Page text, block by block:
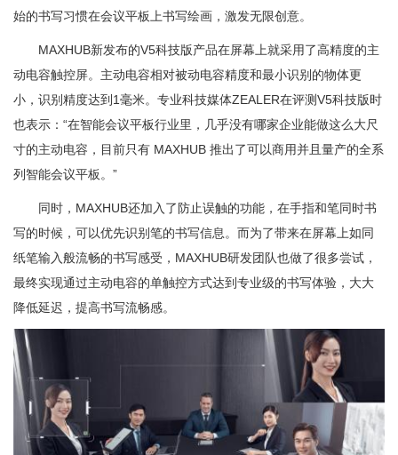
始的书写习惯在会议平板上书写绘画，激发无限创意。
MAXHUB新发布的V5科技版产品在屏幕上就采用了高精度的主
动电容触控屏。主动电容相对被动电容精度和最小识别的物体更
小，识别精度达到1毫米。专业科技媒体ZEALER在评测V5科技版时
也表示：“在智能会议平板行业里，几乎没有哪家企业能做这么大尺
寸的主动电容，目前只有 MAXHUB 推出了可以商用并且量产的全系
列智能会议平板。”
同时，MAXHUB还加入了防止误触的功能，在手指和笔同时书
写的时候，可以优先识别笔的书写信息。而为了带来在屏幕上如同
纸笔输入般流畅的书写感受，MAXHUB研发团队也做了很多尝试，
最终实现通过主动电容的单触控方式达到专业级的书写体验，大大
降低延迟，提高书写流畅感。